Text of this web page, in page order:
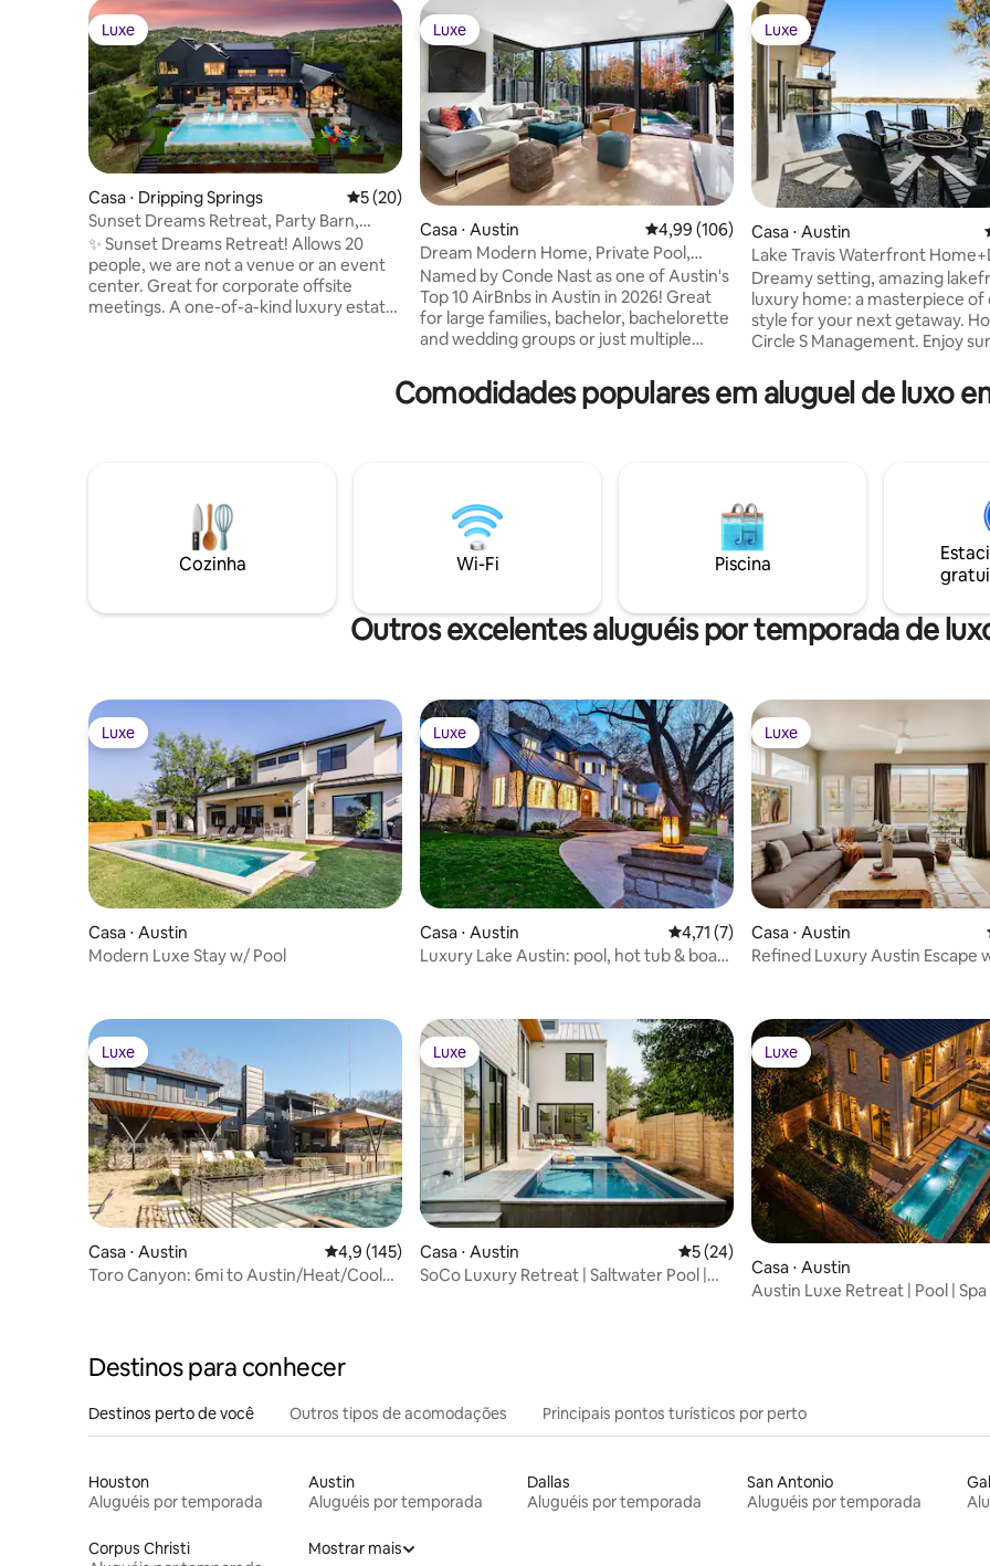
Luxe
Luxe
Casa ⋅ Dripping Springs 5 de uma avaliação média de 5, 20 avaliações
5 (20)
Sunset Dreams Retreat, Party Barn,
Pickleball-Pool
✨ Sunset Dreams Retreat! Allows 20
people, we are not a venue or an event
center. Great for corporate offsite
meetings. A one-of-a-kind luxury estate
Luxe
Luxe
Casa ⋅ Austin 4,99 de uma avaliação média de 5, 106
4,99 (106)
Dream Modern Home, Private Pool,
Popular Area
Named by Conde Nast as one of Austin's
Top 10 AirBnbs in Austin in 2026! Great
for large families, bachelor, bachelorette
and wedding groups or just multiple
sun-drenched iconic architectural pad
offers the best of Austin, with a heated
downtown, festival grounds and popular
South Austin attractions.
Luxe
Luxe
Casa ⋅ Austin
Lake Travis Waterfront
Dreamy setting, amazing
luxury home: a masterpiece of
style for your next getaway.
Circle S Management. Enjoy
infinite pool, hot tub, patios, &
Spread across 2 levels, the
ceiling windows offer lake
great room, dining room &
notch euro kitchen.
Comodidades populares em aluguel de luxo
Cozinha Wi-Fi Piscina
Outros excelentes aluguéis por temporada de
Luxe
Luxe
Casa ⋅ Austin
Modern Luxe Stay w/ Pool
Luxe
Luxe
Casa ⋅ Austin 4,71 de uma avaliação média de 5, 7
4,71 (7)
Luxury Lake Austin: pool, hot tub & boat
Luxe
Luxe
Casa ⋅ Austin
Refined Luxury Austin Escape
Luxe
Luxe
Casa ⋅ Austin 4,9 de uma avaliação média de 5, 145 avaliações
4,9 (145)
Toro Canyon: 6mi to Austin/Heat/Cool
Luxe
Luxe
Casa ⋅ Austin 5 de uma avaliação média de 5, 24
5 (24)
SoCo Luxury Retreat | Saltwater Pool |
Luxe
Luxe
Casa ⋅ Austin
Austin Luxe Retreat | Pool | Spa
Destinos para conhecer
Destinos perto de você Outros tipos de acomodações Principais pontos turísticos por perto
Houston
Aluguéis por temporada
Austin
Aluguéis por temporada
Dallas
Aluguéis por temporada
San Antonio
Aluguéis por temporada
Corpus Christi
Mostrar mais